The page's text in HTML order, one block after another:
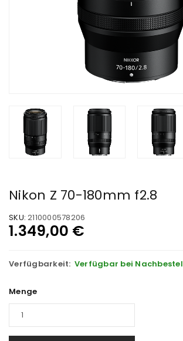
Nikon Z 70-180mm f2.8
SKU: 2110000578206
1.349,00 €
Verfügbarkeit: Verfügbar bei
Menge